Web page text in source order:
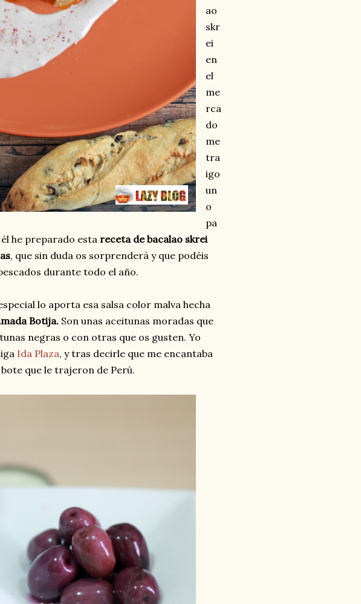
ao
skr
ei
en
el
me
rca
do
me
tra
igo
un
o
pa
he preparado esta receta de bacalao skrei
, que sin duda os sorprenderá y que podéis
durante todo el año.
lo aporta esa salsa color malva hecha
Botija. Son unas aceitunas moradas que
negras o con otras que os gusten. Yo
Ida Plaza, y tras decirle que me encantaba
que le trajeron de Perú.